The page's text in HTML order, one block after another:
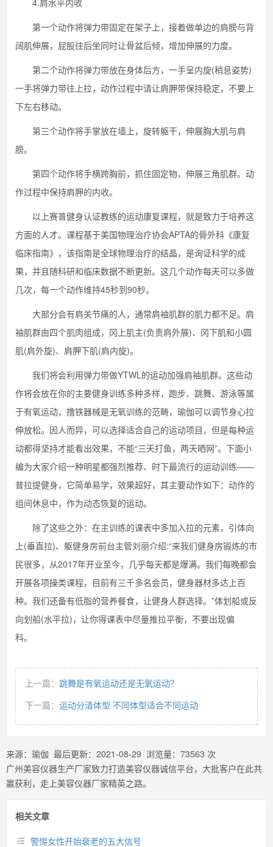
4.肩水平内收
第一个动作将弹力带固定在架子上，接着做单边的肩膀与背
阔肌伸展，屁股往后坐同时让骨盆后倾，增加伸展的力度。
第二个动作将弹力带放在身体后方，一手呈内旋(稍息姿势)
一手将弹力带往上拉，动作过程中请让肩胛带保持稳定，不要上
下左右移动。
第三个动作将手掌放在墙上，旋转躯干，伸展胸大肌与肩
膀。
第四个动作将手横跨胸前，抓住固定物，伸展三角肌群。动
作过程中保持肩胛的内收。
以上赛普健身认证教练的运动康复课程，就是致力于培养这
方面的人才。课程基于美国物理治疗协会APTA的骨外科《康复
临床指南》，该指南是全球物理治疗的结晶，是询证科学的成
果，并且随科研和临床数据不断更新。这几个动作每天可以多做
几次，每一个动作维持45秒到90秒。
大部分会有肩关节痛的人，通常肩袖肌群的肌力都不足。肩
袖肌群由四个肌肉组成，冈上肌主(负责肩外展)、冈下肌和小圆
肌(肩外旋)、肩胛下肌(肩内旋)。
我们将会利用弹力带做YTWL的运动加强肩袖肌群。这些动
作将会放在你的主要健身训练多种多样，跑步、跳舞、游泳等属
于有氧运动，撸铁器械是无氧训练的范畴，瑜伽可以调节身心拉
伸放松。因人而异，可以选择适合自己的运动项目，但是每种运
动都得坚持才能看出效果，不能“三天打鱼，两天晒网”。下面小
编为大家介绍一种明星都强烈推荐、时下最流行的运动训练——
普拉提健身，它简单易学，效果超好，其主要动作如下：动作的
组间休息中，作为动态恢复的运动。
除了这些之外：在主训练的课表中多加入拉的元素，引体向
上(垂直拉)、躯健身房前台主管刘丽介绍:“来我们健身房锻炼的市
民很多，从2017年开业至今，几乎每天都是爆满。我们每晚都会
开展各项操类课程，目前有三千多名会员，健身器材多达上百
种。我们还备有低脂的营养餐食，让健身人群选择。”体划船或反
向划船(水平拉)，让你得课表中尽量推拉平衡，不要出现偏
科。
上一篇： 跳舞是有氧运动还是无氧运动？
下一篇： 运动分清体型 不同体型适合不同运动
来源： 瑜伽 最后更新： 2021-08-29 浏览量： 73563 次
广州美容仪器生产厂家致力打造美容仪器诚信平台，大批客户在此共
赢获利，走上美容仪器厂家精英之路。
相关文章
警惕女性开始衰老的五大信号